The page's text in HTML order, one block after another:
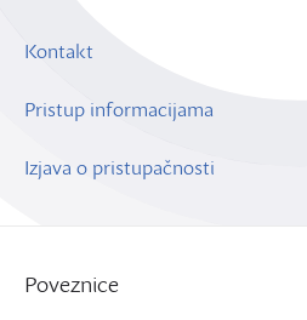
Kontakt
Pristup informacijama
Izjava o pristupačnosti
Poveznice